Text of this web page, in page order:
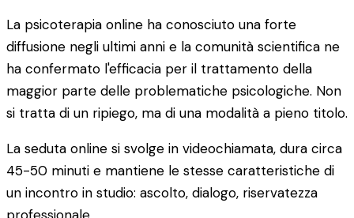
La psicoterapia online ha conosciuto una forte
diffusione negli ultimi anni e la comunità scientifica ne
ha confermato l'efficacia per il trattamento della
maggior parte delle problematiche psicologiche. Non
si tratta di un ripiego, ma di una modalità a pieno titolo.
La seduta online si svolge in videochiamata, dura circa
45-50 minuti e mantiene le stesse caratteristiche di
un incontro in studio: ascolto, dialogo, riservatezza